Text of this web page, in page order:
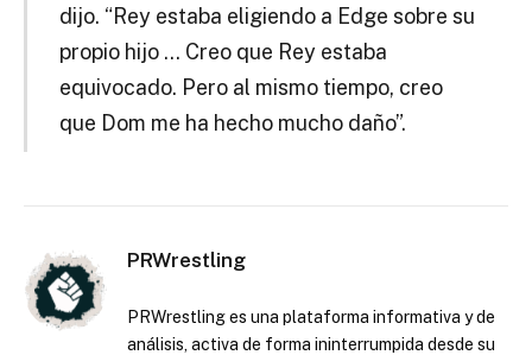
dijo. “Rey estaba eligiendo a Edge sobre su
propio hijo … Creo que Rey estaba
equivocado. Pero al mismo tiempo, creo
que Dom me ha hecho mucho daño”.
PRWrestling
PRWrestling es una plataforma informativa y de
análisis, activa de forma ininterrumpida desde su